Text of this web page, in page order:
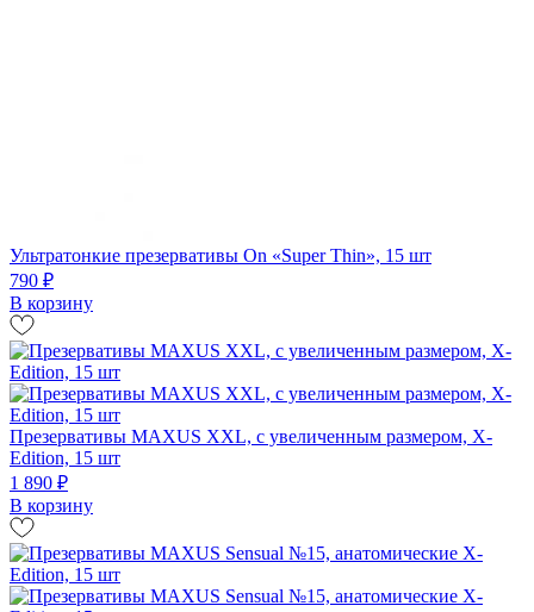
Ультратонкие презервативы On «Super Thin», 15 шт
790 ₽
В корзину
Презервативы MAXUS XXL, с увеличенным размером, X-
Edition, 15 шт
1 890 ₽
В корзину